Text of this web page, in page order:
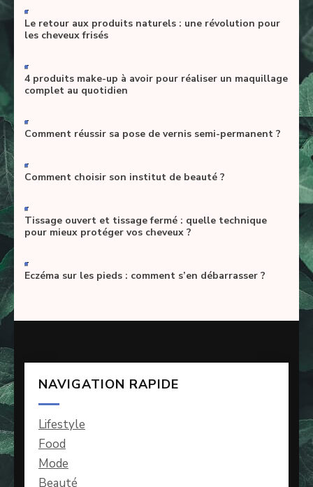
-
Le retour aux produits naturels : une révolution pour
les cheveux frisés
-
4 produits make-up à avoir pour réaliser un maquillage
complet au quotidien
-
Comment réussir sa pose de vernis semi-permanent ?
-
Comment choisir son institut de beauté ?
-
Tissage ouvert et tissage fermé : quelle technique
pour mieux protéger vos cheveux ?
-
Eczéma sur les pieds : comment s’en débarrasser ?
NAVIGATION RAPIDE
Lifestyle
Food
Mode
Beauté